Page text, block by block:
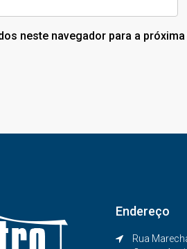
neste navegador para a
Endereço
Rua